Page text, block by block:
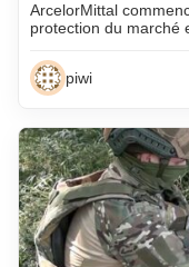
ArcelorMittal
protection du marché
piwi